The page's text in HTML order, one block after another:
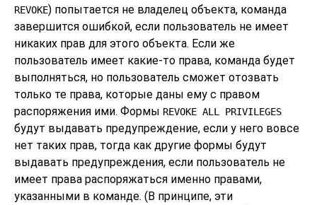
REVOKE) попытается не владелец объекта, команда
завершится ошибкой, если пользователь не имеет
никаких прав для этого объекта. Если же
пользователь имеет какие-то права, команда будет
выполняться, но пользователь сможет отозвать
только те права, которые даны ему с правом
распоряжения ими. Формы REVOKE ALL PRIVILEGES
будут выдавать предупреждение, если у него вовсе
нет таких прав, тогда как другие формы будут
выдавать предупреждения, если пользователь не
имеет права распоряжаться именно правами,
указанными в команде. (В принципе, эти